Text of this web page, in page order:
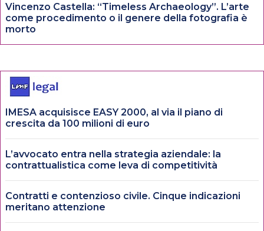
Vincenzo Castella: “Timeless Archaeology”. L’arte
come procedimento o il genere della fotografia è
morto
IMESA acquisisce EASY 2000, al via il piano di
crescita da 100 milioni di euro
L’avvocato entra nella strategia aziendale: la
contrattualistica come leva di competitività
Contratti e contenzioso civile. Cinque indicazioni
meritano attenzione